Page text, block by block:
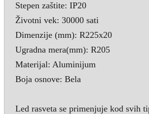
Stepen zaštite: IP20
Životni vek: 30000 sati
Dimenzije (mm): R225x20
Ugradna mera(mm): R205
Materijal: Aluminijum
Boja osnove: Bela
Led rasveta se primenjuje kod svih